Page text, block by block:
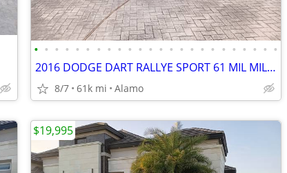
• • • • • • • • • • • • • • • • • • • • • • • •
2016 DODGE DART RALLYE SPORT 61 MIL MILLAS ORIGINALES
8/7 61k mi Alamo
$19,995